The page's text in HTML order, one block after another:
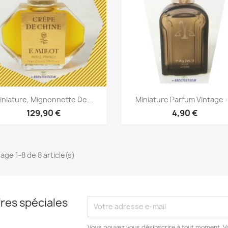
Aperçu rapide
Mignonnette De...
129,90 €
Aperçu rapide
Miniature Parfum Vintage
4,90 €
1-8 de 8 article(s)
spéciales